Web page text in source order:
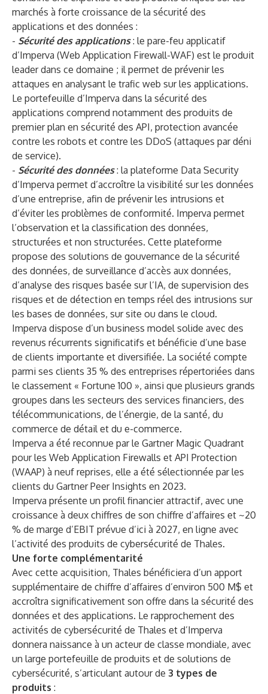
marchés à forte croissance de la sécurité des
applications et des données :
- Sécurité des applications : le pare-feu applicatif
d’Imperva (Web Application Firewall-WAF) est le produit
leader dans ce domaine ; il permet de prévenir les
attaques en analysant le trafic web sur les applications.
Le portefeuille d’Imperva dans la sécurité des
applications comprend notamment des produits de
premier plan en sécurité des API, protection avancée
contre les robots et contre les DDoS (attaques par déni
de service).
- Sécurité des données : la plateforme Data Security
d’Imperva permet d’accroître la visibilité sur les données
d’une entreprise, afin de prévenir les intrusions et
d’éviter les problèmes de conformité. Imperva permet
l’observation et la classification des données,
structurées et non structurées. Cette plateforme
propose des solutions de gouvernance de la sécurité
des données, de surveillance d’accès aux données,
d’analyse des risques basée sur l’IA, de supervision des
risques et de détection en temps réel des intrusions sur
les bases de données, sur site ou dans le cloud.
Imperva dispose d’un business model solide avec des
revenus récurrents significatifs et bénéficie d’une base
de clients importante et diversifiée. La société compte
parmi ses clients 35 % des entreprises répertoriées dans
le classement « Fortune 100 », ainsi que plusieurs grands
groupes dans les secteurs des services financiers, des
télécommunications, de l’énergie, de la santé, du
commerce de détail et du e-commerce.
Imperva a été reconnue par le Gartner Magic Quadrant
pour les Web Application Firewalls et API Protection
(WAAP) à neuf reprises, elle a été sélectionnée par les
clients du Gartner Peer Insights en 2023.
Imperva présente un profil financier attractif, avec une
croissance à deux chiffres de son chiffre d’affaires et ~20
% de marge d’EBIT prévue d’ici à 2027, en ligne avec
l’activité des produits de cybersécurité de Thales.
Une forte complémentarité
Avec cette acquisition, Thales bénéficiera d’un apport
supplémentaire de chiffre d’affaires d’environ 500 M$ et
accroîtra significativement son offre dans la sécurité des
données et des applications. Le rapprochement des
activités de cybersécurité de Thales et d’Imperva
donnera naissance à un acteur de classe mondiale, avec
un large portefeuille de produits et de solutions de
cybersécurité, s’articulant autour de 3 types de
produits :